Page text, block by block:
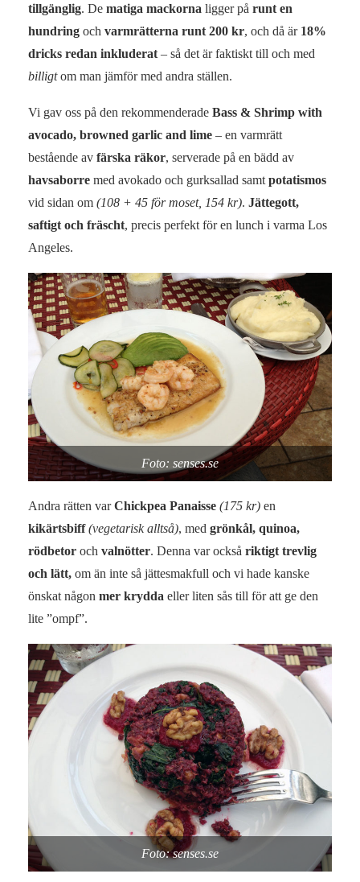
tillgänglig. De matiga mackorna ligger på runt en
hundring och varmrätterna runt 200 kr, och då är 18%
dricks redan inkluderat – så det är faktiskt till och med
billigtom man jämför med andra ställen.
Vi gav oss på den rekommenderade Bass & Shrimp with
avocado, browned garlic and lime – en varmrätt
bestående av färska räkor, serverade på en bädd av
havsaborre med avokado och gurksallad samt potatismos
vid sidan om (108 + 45 för moset, 154 kr). Jättegott,
saftigt och fräscht, precis perfekt för en lunch i varma Los
Angeles.
Foto: senses.se
Andra rätten varChickpea Panaisse (175 kr) en
kikärtsbiff (vegetarisk alltså), med grönkål, quinoa,
rödbetor och valnötter. Denna var också riktigt trevlig
och lätt, om än inte så jättesmakfull och vi hade kanske
önskat någon mer krydda eller liten sås till för att ge den
lite ”ompf”.
Foto: senses.se